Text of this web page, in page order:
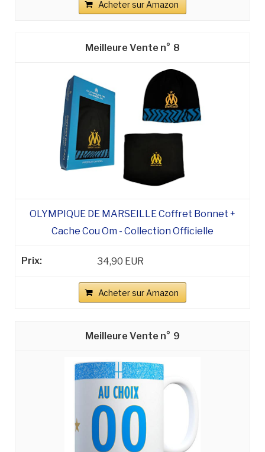
Acheter sur Amazon
8
OLYMPIQUE DE MARSEILLE Coffret Bonnet +
Cache Cou Om - Collection Officielle
34,90 EUR
Acheter sur Amazon
9